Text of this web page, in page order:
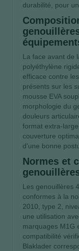
durabilité, pour
La face avant de
polyéthylène
efficace contre
présents sur les
mousse EVA
morphologie du
douleurs
format extra-
couverture
d'une bonne
Normes et
Les genouillères
conformes à la
2010, type 2,
une utilisation
marquages M1G
compatibilité
Blaklader